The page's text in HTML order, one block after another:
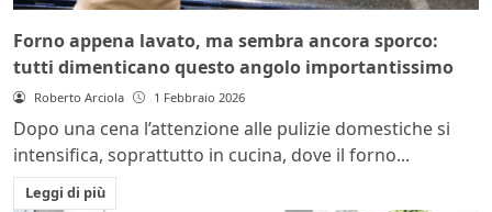
Forno appena lavato, ma sembra ancora sporco:
tutti dimenticano questo angolo importantissimo
Roberto Arciola 1 Febbraio 2026
Dopo una cena l’attenzione alle pulizie domestiche si
intensifica, soprattutto in cucina, dove il forno...
Leggi di più